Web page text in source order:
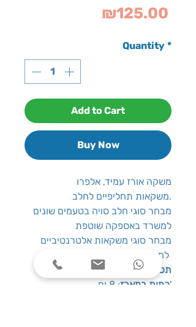
₪125.00
Quantity *
Add to Cart
Buy Now
משקה אורז עמיד, אלפרו
משקאות תחליפיים לחלב.
מבחר סוגי חלב סויה בטעמים שונים
למשרד באספקה שוטפת
מבחר סוגי משקאות אלטרנטיביים
תכולה
: 1 ליטר
כמות במארז: 8 יח'